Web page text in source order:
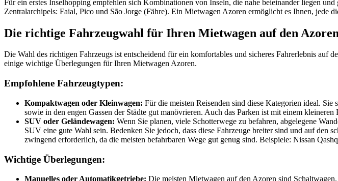
Für ein erstes Inselhopping empfehlen sich Kombinationen von Inseln, die nahe beieinander liegen
Zentralarchipels: Faial, Pico und São Jorge (Fähre). Ein Mietwagen Azoren ermöglicht es Ihnen, jede
Die richtige Fahrzeugwahl für Ihren Mietwagen auf den Azoren
Die Wahl des richtigen Fahrzeugs ist entscheidend für ein komfortables und sicheres Fahrerlebnis auf
einige wichtige Überlegungen für Ihren Mietwagen Azoren.
Empfohlene Fahrzeugtypen:
Kompaktwagen oder Kleinwagen: Für die meisten Reisenden sind diese Kategorien ideal.
sowie in den engen Gassen der Städte gut manövrieren. Auch das Parken ist mit einem
SUV oder Geländewagen: Wenn Sie planen, viele Schotterwege zu befahren, abgelegene
SUV eine gute Wahl sein. Bedenken Sie jedoch, dass diese Fahrzeuge breiter sind und auf den
zwingend erforderlich, da die meisten befahrbaren Wege gut genug sind. Beispiele: Nissan
Wichtige Überlegungen:
Manuelles oder Automatikgetriebe: Die meisten Mietwagen auf den Azoren sind